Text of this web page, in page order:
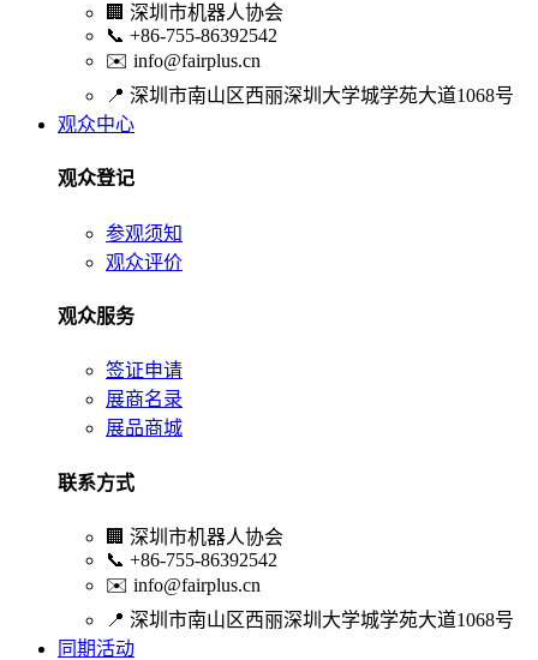
🏢 深圳市机器人协会
📞 +86-755-86392542
✉️ info@fairplus.cn
📍 深圳市南山区西丽深圳大学城学苑大道1068号
观众中心
观众登记
参观须知
观众评价
观众服务
签证申请
展商名录
展品商城
联系方式
🏢 深圳市机器人协会
📞 +86-755-86392542
✉️ info@fairplus.cn
📍 深圳市南山区西丽深圳大学城学苑大道1068号
同期活动